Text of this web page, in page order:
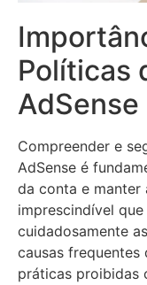
Políticas
AdSense
Compreender e
AdSense é
da conta e manter
imprescindível
cuidadosamente
causas frequentes
práticas proibidas